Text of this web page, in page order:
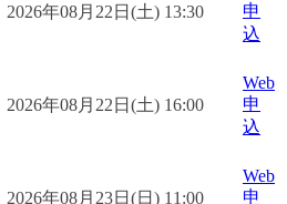
2026年08月22日(土) 13:30
申
込
2026年08月22日(土) 16:00
Web
申
込
2026年08月23日(日) 11:00
Web
申